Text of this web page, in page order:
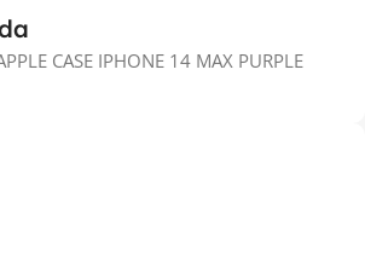
CASE IPHONE 14 MAX PURPLE